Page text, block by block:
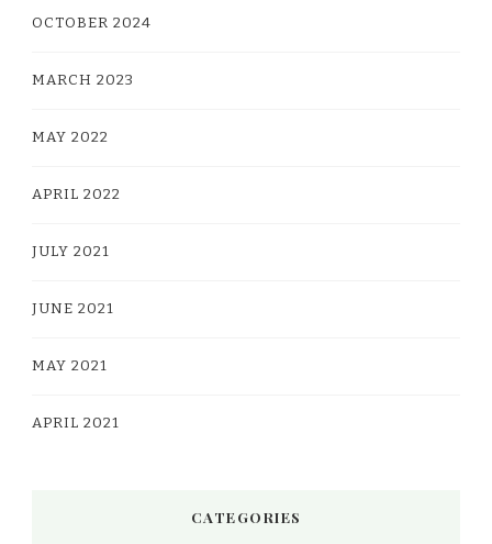
OCTOBER 2024
MARCH 2023
MAY 2022
APRIL 2022
JULY 2021
JUNE 2021
MAY 2021
APRIL 2021
CATEGORIES